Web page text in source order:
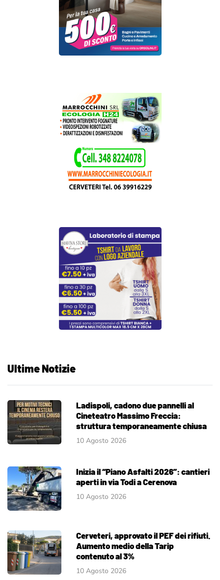
Ultime Notizie
Ladispoli, cadono due pannelli al
Cineteatro Massimo Freccia:
struttura temporaneamente chiusa
10 Agosto 2026
Inizia il “Piano Asfalti 2026”: cantieri
aperti in via Todi a Cerenova
10 Agosto 2026
Cerveteri, approvato il PEF dei rifiuti.
Aumento medio della Tarip
contenuto al 3%
10 Agosto 2026